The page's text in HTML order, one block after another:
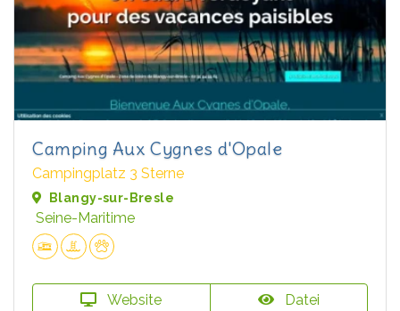
Camping Aux Cygnes d'Opale
Campingplatz 3 Sterne
Blangy-sur-Bresle
Seine-Maritime
Website Datei